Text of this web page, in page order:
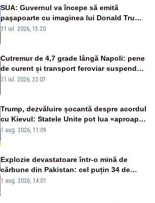
SUA: Guvernul va începe să emită
paşapoarte cu imaginea lui Donald Trump
începând cu 8 august
31 iul. 2026, 15:20
Cutremur de 4,7 grade lângă Napoli: pene
de curent și transport feroviar suspendat
- VIDEO
31 iul. 2026, 23:07
Trump, dezvăluire șocantă despre acordul
cu Kievul: Statele Unite pot lua «aproape
tot ce vor» din minele Ucrainei”
1 aug. 2026, 11:09
Explozie devastatoare într-o mină de
cărbune din Pakistan: cel puțin 34 de
morți - VIDEO
1 aug. 2026, 14:01